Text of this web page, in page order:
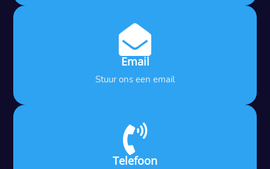

Email
Stuur ons een email

Telefoon